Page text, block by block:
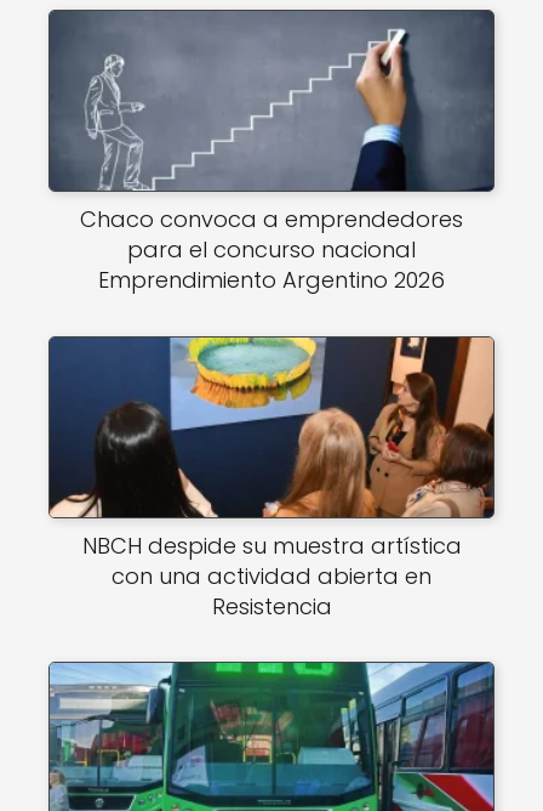
Chaco convoca a emprendedores
para el concurso nacional
Emprendimiento Argentino 2026
NBCH despide su muestra artística
con una actividad abierta en
Resistencia